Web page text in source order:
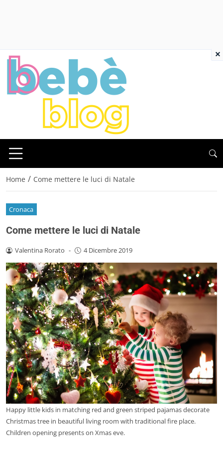
Home / Come mettere le luci di Natale
Cronaca
Come mettere le luci di Natale
Valentina Rorato - 4 Dicembre 2019
Happy little kids in matching red and green striped pajamas decorate
Christmas tree in beautiful living room with traditional fire place.
Children opening presents on Xmas eve.
×